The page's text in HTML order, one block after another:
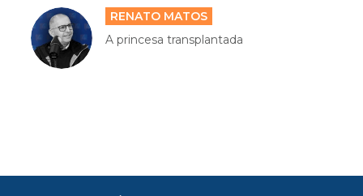
RENATO MATOS
A princesa transplantada